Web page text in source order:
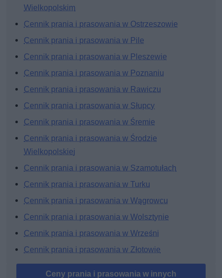
Wielkopolskim
Cennik prania i prasowania w Ostrzeszowie
Cennik prania i prasowania w Pile
Cennik prania i prasowania w Pleszewie
Cennik prania i prasowania w Poznaniu
Cennik prania i prasowania w Rawiczu
Cennik prania i prasowania w Słupcy
Cennik prania i prasowania w Śremie
Cennik prania i prasowania w Środzie
Wielkopolskiej
Cennik prania i prasowania w Szamotułach
Cennik prania i prasowania w Turku
Cennik prania i prasowania w Wągrowcu
Cennik prania i prasowania w Wolsztynie
Cennik prania i prasowania w Wrześni
Cennik prania i prasowania w Złotowie
Ceny prania i prasowania w innych